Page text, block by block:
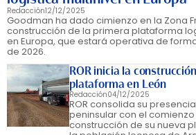
Redacción12/12/2025
Goodman ha dado cimienzo en la Zona
construcción de la primera plataforma
en Europa, que estará operativa de
de 2026.
ROR inicia la
plataforma en León
Redacción04/12/2025
ROR consolida su
peninsular con el
construcción de su nueva